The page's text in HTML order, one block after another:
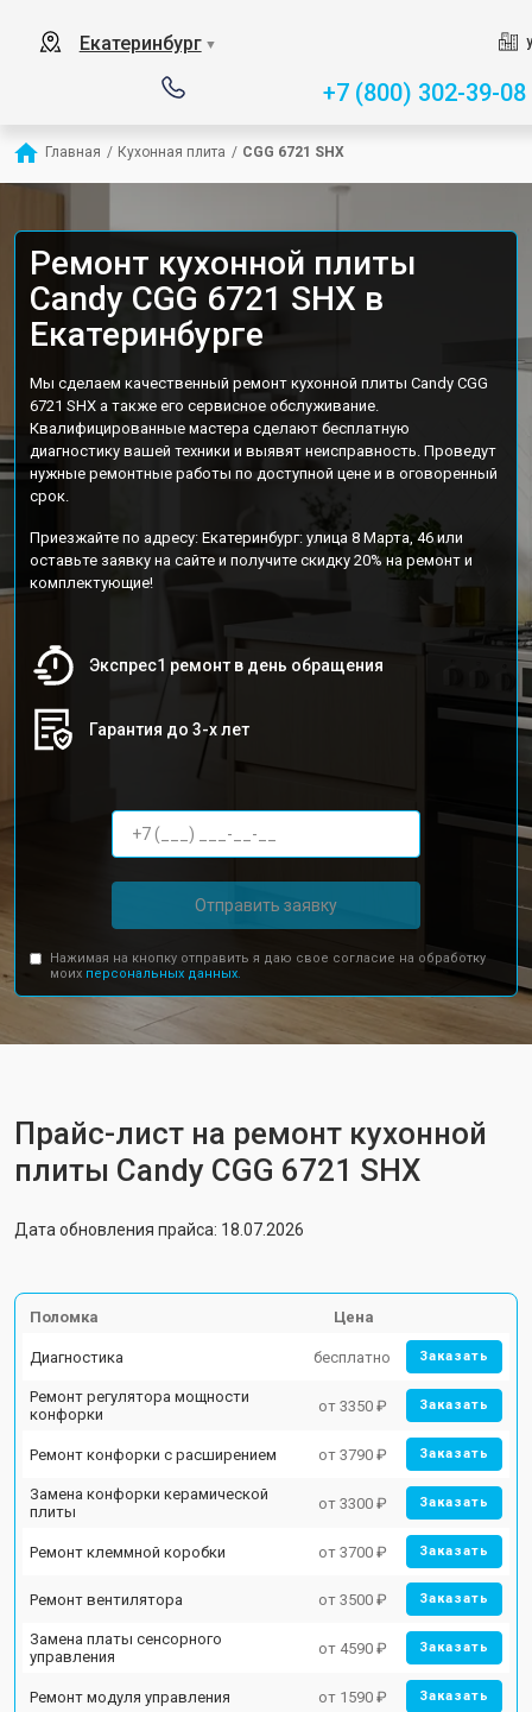
Екатеринбург ▼
+7 (800) 302-39-08
Главная / Кухонная плита / CGG 6721 SHX
Ремонт кухонной плиты
Candy CGG 6721 SHX в
Екатеринбурге
Мы сделаем качественный ремонт кухонной плиты Candy CGG
6721 SHX а также его сервисное обслуживание.
Квалифицированные мастера сделают бесплатную
диагностику вашей техники и выявят неисправность. Проведут
нужные ремонтные работы по доступной цене и в оговоренный
срок.
Приезжайте по адресу: Екатеринбург: улица 8 Марта, 46 или
оставьте заявку на сайте и получите скидку 20% на ремонт и
комплектующие!
Экспрес1 ремонт в день обращения
Гарантия до 3-х лет
Отправить заявку
Нажимая на кнопку отправить я даю свое согласие на обработку
моих персональных данных.
Прайс-лист на ремонт кухонной
плиты Candy CGG 6721 SHX
Дата обновления прайса: 18.07.2026
Поломка Цена
Диагностика бесплатно Заказать
Ремонт регулятора мощности
конфорки
от 3350 ₽ Заказать
Ремонт конфорки с расширением от 3790 ₽ Заказать
Замена конфорки керамической
плиты
от 3300 ₽ Заказать
Ремонт клеммной коробки от 3700 ₽ Заказать
Ремонт вентилятора от 3500 ₽ Заказать
Замена платы сенсорного
управления
от 4590 ₽ Заказать
Ремонт модуля управления от 1590 ₽ Заказать